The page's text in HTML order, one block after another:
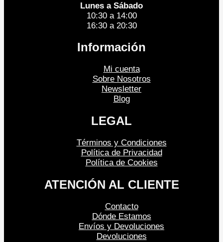
Lunes a Sábado
10:30 a 14:00
16:30 a 20:30
Información
Mi cuenta
Sobre Nosotros
Newsletter
Blog
LEGAL
Términos y Condiciones
Política de Privacidad
Política de Cookies
ATENCIÓN AL CLIENTE
Contacto
Dónde Estamos
Envíos y Devoluciones
Devoluciones